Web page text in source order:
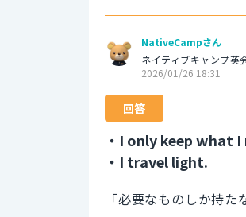
NativeCampさん
ネイティブキャンプ英
2026/01/26 18:31
回答
・I only keep what I
・I travel light.
「必要なものしか持